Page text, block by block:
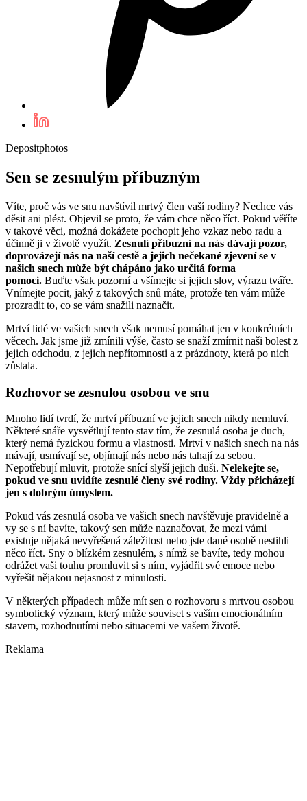
Depositphotos
Sen se zesnulým příbuzným
Víte, proč vás ve snu navštívil mrtvý člen vaší rodiny? Nechce vás
děsit ani plést. Objevil se proto, že vám chce něco říct. Pokud věříte
v takové věci, možná dokážete pochopit jeho vzkaz nebo radu a
účinně ji v životě využít. Zesnulí příbuzní na nás dávají pozor,
doprovázejí nás na naší cestě a jejich nečekané zjevení se v
našich snech může být chápáno jako určitá forma
pomoci. Buďte však pozorní a všímejte si jejich slov, výrazu tváře.
Vnímejte pocit, jaký z takových snů máte, protože ten vám může
prozradit to, co se vám snažili naznačit.
Mrtví lidé ve vašich snech však nemusí pomáhat jen v konkrétních
věcech. Jak jsme již zmínili výše, často se snaží zmírnit naši bolest z
jejich odchodu, z jejich nepřítomnosti a z prázdnoty, která po nich
zůstala.
Rozhovor se zesnulou osobou ve snu
Mnoho lidí tvrdí, že mrtví příbuzní ve jejich snech nikdy nemluví.
Některé snáře vysvětlují tento stav tím, že zesnulá osoba je duch,
který nemá fyzickou formu a vlastnosti. Mrtví v našich snech na nás
mávají, usmívají se, objímají nás nebo nás tahají za sebou.
Nepotřebují mluvit, protože snící slyší jejich duši. Nelekejte se,
pokud ve snu uvidíte zesnulé členy své rodiny. Vždy přicházejí
jen s dobrým úmyslem.
Pokud vás zesnulá osoba ve vašich snech navštěvuje pravidelně a
vy se s ní bavíte, takový sen může naznačovat, že mezi vámi
existuje nějaká nevyřešená záležitost nebo jste dané osobě nestihli
něco říct. Sny o blízkém zesnulém, s nímž se bavíte, tedy mohou
odrážet vaši touhu promluvit si s ním, vyjádřit své emoce nebo
vyřešit nějakou nejasnost z minulosti.
V některých případech může mít sen o rozhovoru s mrtvou osobou
symbolický význam, který může souviset s vaším emocionálním
stavem, rozhodnutími nebo situacemi ve vašem životě.
Reklama